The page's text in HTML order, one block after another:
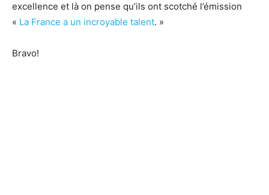
excellence et là on pense qu’ils ont scotché l’émission
« La France a un incroyable talent. »
Bravo!